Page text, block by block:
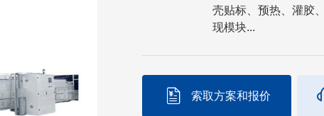
壳贴标、预热、灌胶
现模块...
索取方案和报价